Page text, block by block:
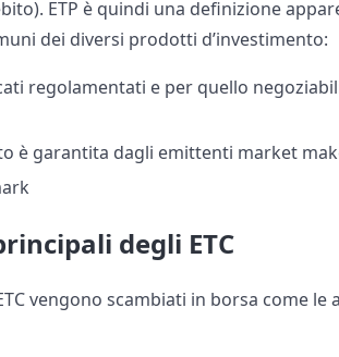
ETP è quindi una definizione
dei diversi prodotti d’investimento:
regolamentati e per quello
è garantita dagli emittenti market
degli ETC
vengono scambiati in borsa come